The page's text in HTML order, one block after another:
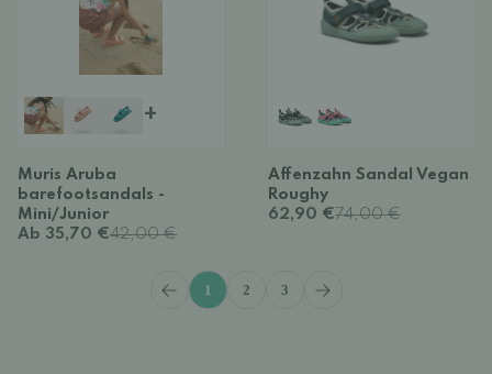
+
Muris Aruba
barefootsandals -
Mini/Junior
Ab 35,70 €42,00 €
Affenzahn Sandal Vegan
Roughy
62,90 €74,00 €
1 2 3